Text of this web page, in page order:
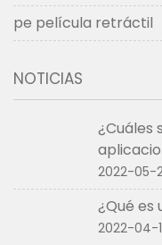
pe película retráctil
NOTICIAS
¿Cuáles
2022-05-
¿Qué es
2022-04-